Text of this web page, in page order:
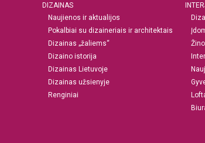
DIZAINAS
Naujienos ir aktualijos
Pokalbiai su dizaineriais ir architektais
Dizainas „žaliems“
Dizaino istorija
Dizainas Lietuvoje
Dizainas užsienyje
Renginiai